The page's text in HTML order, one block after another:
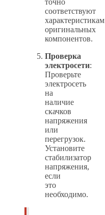
точно
соответствуют
характеристикам
оригинальных
компонентов.
Проверка
электросети:
Проверьте
электросеть
на
наличие
скачков
напряжения
или
перегрузок.
Установите
стабилизатор
напряжения,
если
это
необходимо.